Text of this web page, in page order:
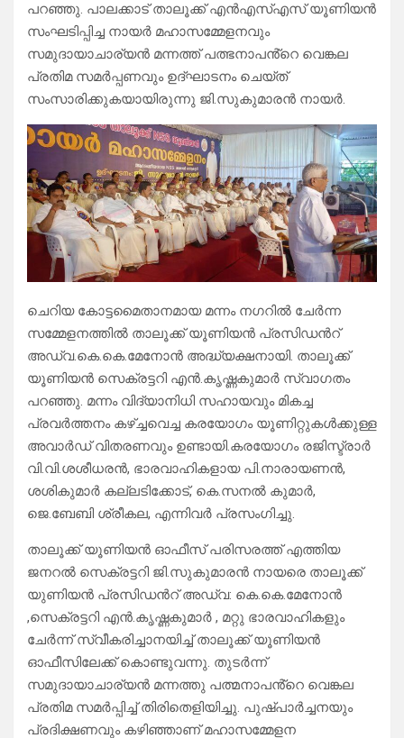
പറഞ്ഞു. പാലക്കാട്‌ താലൂക്ക് എൻഎസ്എസ് യൂണിയൻ
സംഘടിപ്പിച്ച നായർ മഹാസമ്മേളനവും
സമുദായാചാര്യൻ മന്നത്ത് പത്ഭനാപൻ്റെ വെങ്കല
പ്രതിമ സമർപ്പണവും ഉദ്ഘാടനം ചെയ്ത്
സംസാരിക്കുകയായിരുന്നു ജി.സുകുമാരൻ നായർ.
ചെറിയ കോട്ടമൈതാനമായ മന്നം നഗറിൽ ചേർന്ന
സമ്മേളനത്തിൽ താലൂക്ക് യൂണിയൻ പ്രസിഡൻറ്
അഡ്വ.കെ.കെ.മേനോൻ അദ്ധ്യക്ഷനായി. താലൂക്ക്
യൂണിയൻ സെക്രട്ടറി എൻ.കൃഷ്ണകുമാർ സ്വാഗതം
പറഞ്ഞു. മന്നം വിദ്യാനിധി സഹായവും മികച്ച
പ്രവർത്തനം കഴ്ച്ചവെച്ച കരയോഗം യൂണിറ്റുകൾക്കുള്ള
അവാർഡ് വിതരണവും ഉണ്ടായി.കരയോഗം രജിസ്ട്രാർ
വി.വി.ശശീധരൻ, ഭാരവാഹികളായ പി.നാരായണൻ,
ശശികുമാർ കല്ലടിക്കോട്, കെ.സനൽ കുമാർ,
ജെ.ബേബി ശ്രീകല, എന്നിവർ പ്രസംഗിച്ചു.
താലൂക്ക് യൂണിയൻ ഓഫീസ് പരിസരത്ത് എത്തിയ
ജനറൽ സെക്രട്ടറി ജി.സുകുമാരൻ നായരെ താലൂക്ക്
യുണിയൻ പ്രസിഡൻറ് അഡ്വ: കെ.കെ.മേനോൻ
,സെക്രട്ടറി എൻ.കൃഷ്ണകുമാർ , മറ്റു ഭാരവാഹികളും
ചേർന്ന് സ്വീകരിച്ചാനയിച്ച് താലൂക്ക് യൂണിയൻ
ഓഫീസിലേക്ക് കൊണ്ടുവന്നു. തുടർന്ന്
സമുദായാചാര്യൻ മന്നത്തു പത്മനാപൻ്റെ വെങ്കല
പ്രതിമ സമർപ്പിച്ച് തിരിതെളിയിച്ചു. പുഷ്പാർച്ചനയും
പ്രദിക്ഷണവും കഴിഞ്ഞാണ് മഹാസമ്മേളന